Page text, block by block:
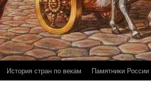
История стран по векам Памятники России